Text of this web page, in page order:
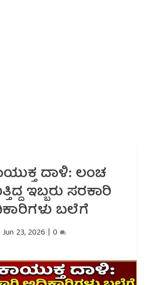
ದಾಳಿ: ಲಂಚ
ಇಬ್ಬರು ಸರಕಾರಿ
ಬಲೆಗೆ
Jun 23, 2026 | 0